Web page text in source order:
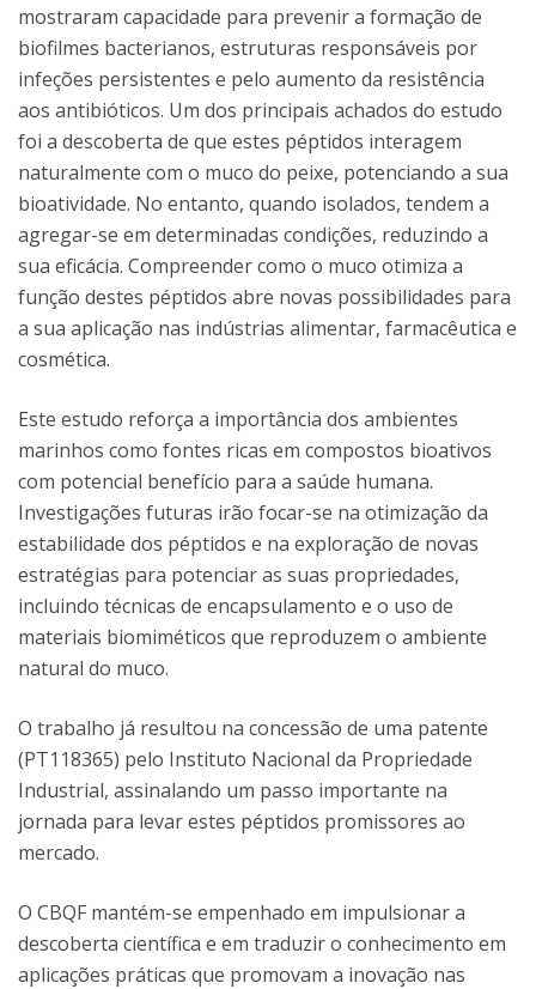
mostraram capacidade para prevenir a formação de
biofilmes bacterianos, estruturas responsáveis por
infeções persistentes e pelo aumento da resistência
aos antibióticos. Um dos principais achados do estudo
foi a descoberta de que estes péptidos interagem
naturalmente com o muco do peixe, potenciando a sua
bioatividade. No entanto, quando isolados, tendem a
agregar-se em determinadas condições, reduzindo a
sua eficácia. Compreender como o muco otimiza a
função destes péptidos abre novas possibilidades para
a sua aplicação nas indústrias alimentar, farmacêutica e
cosmética.
Este estudo reforça a importância dos ambientes
marinhos como fontes ricas em compostos bioativos
com potencial benefício para a saúde humana.
Investigações futuras irão focar-se na otimização da
estabilidade dos péptidos e na exploração de novas
estratégias para potenciar as suas propriedades,
incluindo técnicas de encapsulamento e o uso de
materiais biomiméticos que reproduzem o ambiente
natural do muco.
O trabalho já resultou na concessão de uma patente
(PT118365) pelo Instituto Nacional da Propriedade
Industrial, assinalando um passo importante na
jornada para levar estes péptidos promissores ao
mercado.
O CBQF mantém-se empenhado em impulsionar a
descoberta científica e em traduzir o conhecimento em
aplicações práticas que promovam a inovação nas